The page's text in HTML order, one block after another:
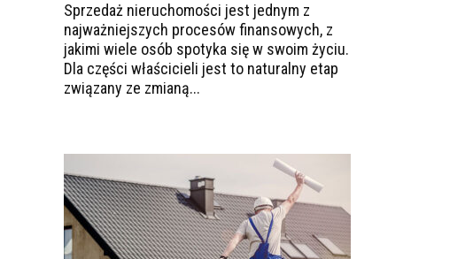
Sprzedaż nieruchomości jest jednym z
najważniejszych procesów finansowych, z
jakimi wiele osób spotyka się w swoim życiu.
Dla części właścicieli jest to naturalny etap
związany ze zmianą...